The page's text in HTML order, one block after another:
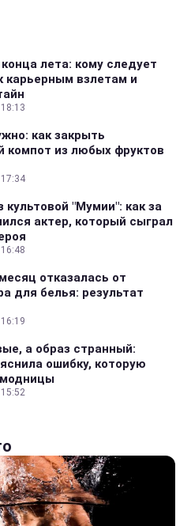
лета: кому следует
карьерным взлетам и
как закрыть
из любых фруктов
17:34
культовой "Мумии": как за
актер, который сыграл
отказалась от
для белья: результат
а образ странный:
ошибку, которую